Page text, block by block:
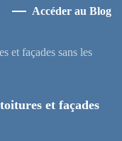
Accéder au Blog
et façades